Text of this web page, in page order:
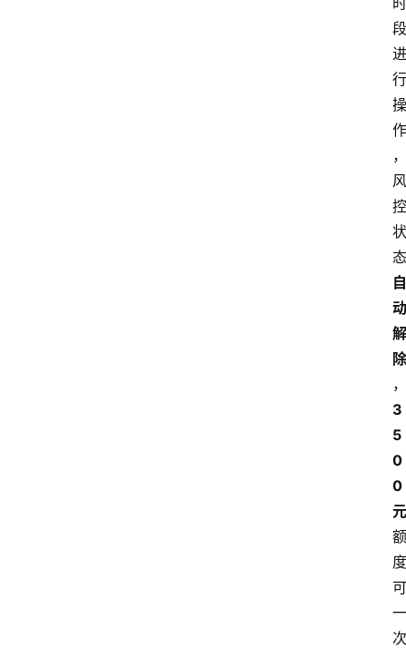
段
进
行
操
作
，
风
控
状
态
自
动
解
除
，
3
5
0
0
元
额
度
可
一
次